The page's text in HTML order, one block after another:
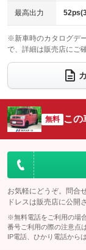
チップアップシー
：装備なし
電動格納サードシ
：装備なし
ウォークスルー
電動リアゲート
シートエアコン
：装備なし
サイドカメラ
：装備なし
エアサスペンショ
最高出力
※新車時のカタログデ
で、詳細は販売店にご
無料 この
お気軽にどうぞ。問合
ドレスは販売店に公開
※無料電話をご利用の場
番号ご利用の際の注意点
IP電話、ひかり電話から